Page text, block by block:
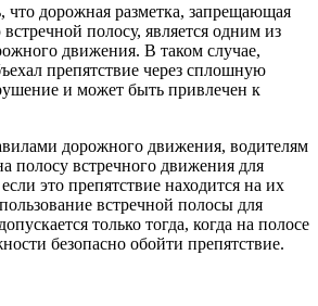
что дорожная разметка, запрещающая
полосу, является одним из
движения. В таком случае,
препятствие через сплошную
и может быть привлечен к
дорожного движения, водителям
полосу встречного движения для
это препятствие находится на их
встречной полосы для
только тогда, когда на полосе
безопасно обойти препятствие.